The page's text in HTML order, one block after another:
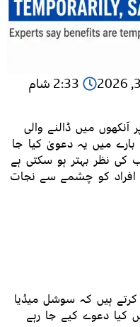
2:33 شام
میں ڈالنے والی
میں یہ دعویٰ کیا جا
کی نظر بہتر ہو سکتی ہے
افراد کو چشمے سے نجات
ہیں کہ سوشل میڈیا
کیا دعوے کیے جا رہے